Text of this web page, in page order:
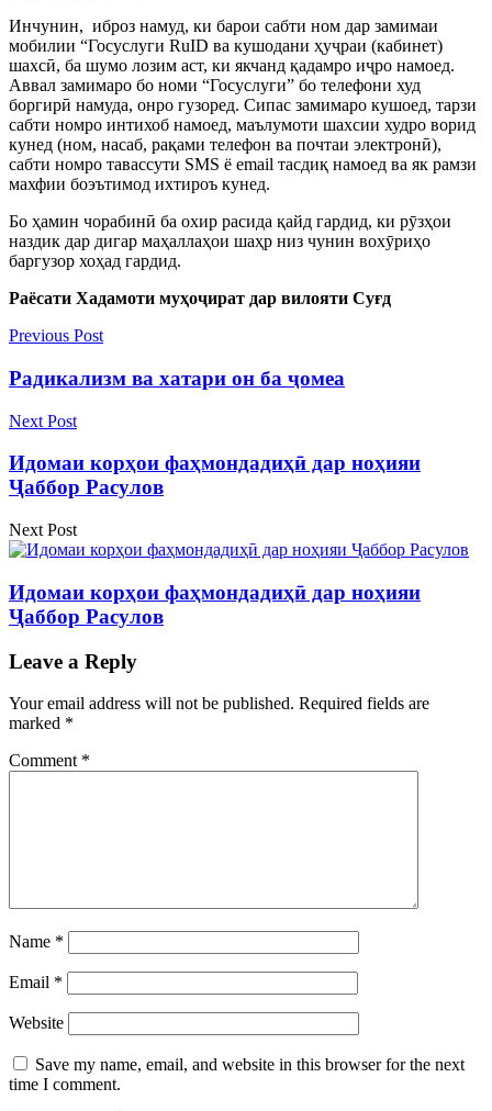
Инчунин, иброз намуд, ки барои сабти ном дар замимаи
мобилии “Госуслуги RuID ва кушодани ҳуҷраи (кабинет)
шахсӣ, ба шумо лозим аст, ки якчанд қадамро иҷро намоед.
Аввал замимаро бо номи “Госуслуги” бо телефони худ
боргирӣ намуда, онро гузоред. Сипас замимаро кушоед, тарзи
сабти номро интихоб намоед, маълумоти шахсии худро ворид
кунед (ном, насаб, рақами телефон ва почтаи электронӣ),
сабти номро тавассути SMS ё email тасдиқ намоед ва як рамзи
махфии боэътимод ихтироъ кунед.
Бо ҳамин чорабинӣ ба охир расида қайд гардид, ки рӯзҳои
наздик дар дигар маҳаллаҳои шаҳр низ чунин вохӯриҳо
баргузор хоҳад гардид.
Раёсати Хадамоти муҳоҷират дар вилояти Суғд
Previous Post
Радикализм ва хатари он ба ҷомеа
Next Post
Идомаи корҳои фаҳмондадиҳӣ дар ноҳияи
Ҷаббор Расулов
Next Post
Идомаи корҳои фаҳмондадиҳӣ дар ноҳияи
Ҷаббор Расулов
Leave a Reply
Your email address will not be published. Required fields are
marked *
Comment *
Name *
Email *
Website
Save my name, email, and website in this browser for the next
time I comment.